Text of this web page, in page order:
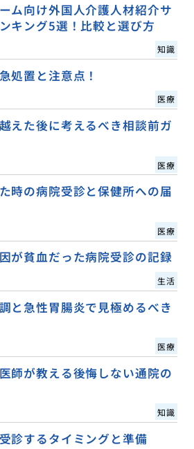
ム向け外国人介護人材紹介サ
キング5選！比較と選び方
知識
処置と注意点！
医療
えた後に考えるべき相談前ガ
医療
時の病院受診と保健所への届
医療
が貧血だった病院受診の記録
生活
と急性胃腸炎で見極めるべき
医療
師が教える後悔しない通院の
知識
診するタイミングと準備